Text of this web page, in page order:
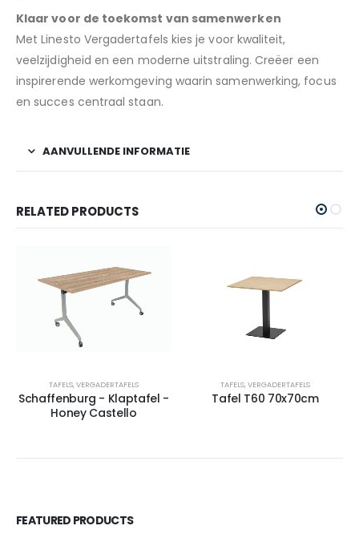
Klaar voor de toekomst van samenwerken
Met Linesto Vergadertafels kies je voor kwaliteit,
veelzijdigheid en een moderne uitstraling. Creëer een
inspirerende werkomgeving waarin samenwerking, focus
en succes centraal staan.
AANVULLENDE INFORMATIE
RELATED PRODUCTS
TAFELS,VERGADERTAFELS
Schaffenburg - Klaptafel -
Honey Castello
TAFELS,VERGADERTAFELS
Tafel T60 70x70cm
FEATURED PRODUCTS